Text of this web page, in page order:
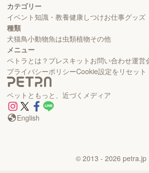
カテゴリー
イベント知識・教養健康しつけお仕事グッズ
種類
犬猫鳥小動物魚は虫類植物その他
メニュー
ペトラとは？ プレスキット お問い合わせ運営
プライバシーポリシーCookie設定をリセット
ペットともっと、近づくメディア
English
© 2013 - 2026 petra.jp